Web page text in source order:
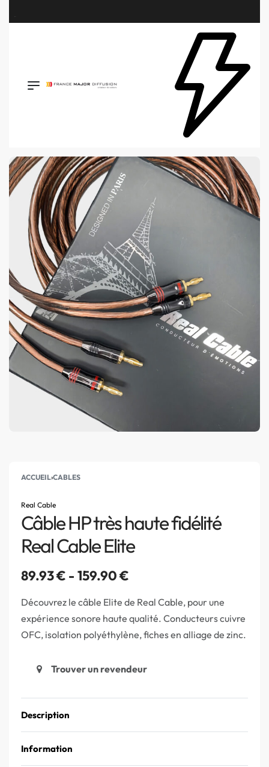
ACCUEIL›CABLES
Real Cable
Câble HP très haute fidélité
Real Cable Elite
89.93€ 159.90€
Découvrez le câble Elite de Real Cable, pour une
expérience sonore haute qualité. Conducteurs cuivre
OFC, isolation polyéthylène, fiches en alliage de zinc.
Trouver un revendeur
Description
Information